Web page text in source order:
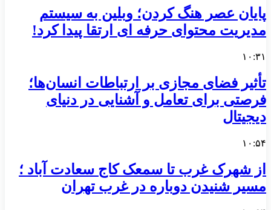
پایان عصر هنگ کردن؛ وبلین به سیستم
مدیریت محتوای حرفه ای ارتقا پیدا کرد!
۱۰:۳۱
تأثیر فضای مجازی بر ارتباطات انسان‌ها؛
فرصتی برای تعامل و آشنایی در دنیای
دیجیتال
۱۰:۵۴
از شهرک غرب تا سمعک کاج سعادت آباد ؛
مسیر شنیدن دوباره در غرب تهران